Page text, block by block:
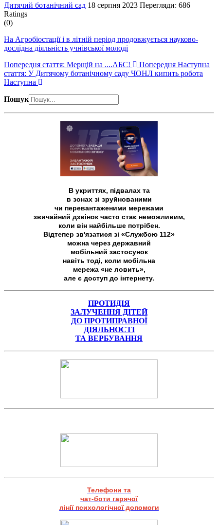
Дитячий ботанічний сад 18 серпня 2023 Перегляди: 686
Ratings
(0)
На Агробіостації і в літній період продовжується науково-
дослідна діяльність учнівської молоді
Попередня стаття: Мерщій на ....АБС!
Попередня Наступна
стаття: У Дитячому ботанічному саду ЧОНЛ кипить робота
Наступна
Пошук
В укриттях, підвалах та
в зонах зі зруйнованими
чи перевантаженими мережами
звичайний дзвінок часто стає неможливим,
коли він найбільше потрібен.
Відтепер зв'язатися зі «Службою 112»
можна через державний
мобільний застосунок
навіть тоді, коли мобільна
мережа «не ловить»,
але є доступ до інтернету.
ПРОТИДІЯ
ЗАЛУЧЕННЯ ДІТЕЙ
ДО ПРОТИПРАВНОЇ
ДІЯЛЬНОСТІ
ТА ВЕРБУВАННЯ
Телефони та
чат-боти гарячої
лінії психологічної допомоги